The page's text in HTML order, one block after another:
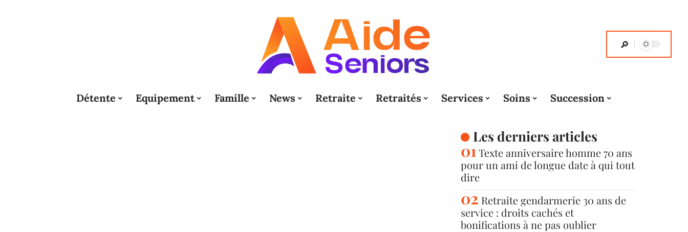
Détente Equipement Famille News Retraite Retraités Services Soins Succession
Les derniers articles
Texte anniversaire homme 70 ans
pour un ami de longue date à qui tout
dire
Retraite gendarmerie 30 ans de
service : droits cachés et
bonifications à ne pas oublier